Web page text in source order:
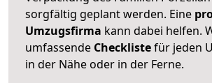
sorgfältig geplant werden. Eine
Umzugsfirma kann dabei helfen.
umfassende Checklistefür jeden
in der Nähe oder in der Ferne.